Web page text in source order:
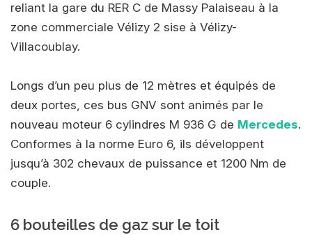
reliant la gare du RER C de Massy Palaiseau à la
zone commerciale Vélizy 2 sise à Vélizy-
Villacoublay.
Longs d’un peu plus de 12 mètres et équipés de
deux portes, ces bus GNV sont animés par le
nouveau moteur 6 cylindres M 936 G de Mercedes.
Conformes à la norme Euro 6, ils développent
jusqu’à 302 chevaux de puissance et 1200 Nm de
couple.
6 bouteilles de gaz sur le toit